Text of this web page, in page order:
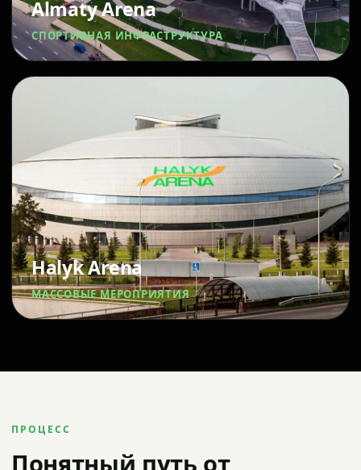
Almaty Arena
СПОРТИВНАЯ ИНФРАСТРУКТУРА
Halyk Arena
МАССОВЫЕ МЕРОПРИЯТИЯ
ПРОЦЕСС
Понятный путь от